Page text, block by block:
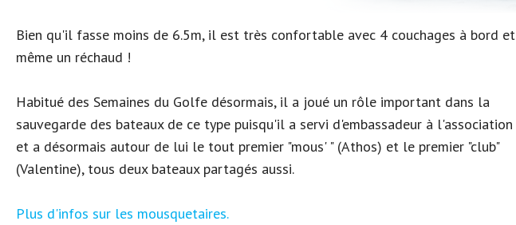
Bien qu'il fasse moins de 6.5m, il est très confortable avec 4 couchages à bord et
même un réchaud !
Habitué des Semaines du Golfe désormais, il a joué un rôle important dans la
sauvegarde des bateaux de ce type puisqu'il a servi d'embassadeur à l'association
et a désormais autour de lui le tout premier "mous' " (Athos) et le premier "club"
(Valentine), tous deux bateaux partagés aussi.
Plus d'infos sur les mousquetaires.